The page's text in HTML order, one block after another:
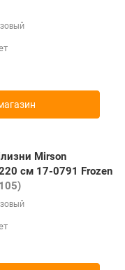
Mirson
см 17-0791 Frozen